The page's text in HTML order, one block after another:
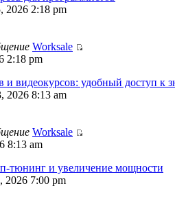
2026 2:18 pm
Worksale
2:18 pm
и видеокурсов: удобный доступ к
2026 8:13 am
Worksale
8:13 am
тюнинг и увеличение мощности
2026 7:00 pm